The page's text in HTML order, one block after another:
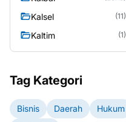
Kalsel (11)
Kaltim (1)
Tag Kategori
Bisnis Daerah Hukum